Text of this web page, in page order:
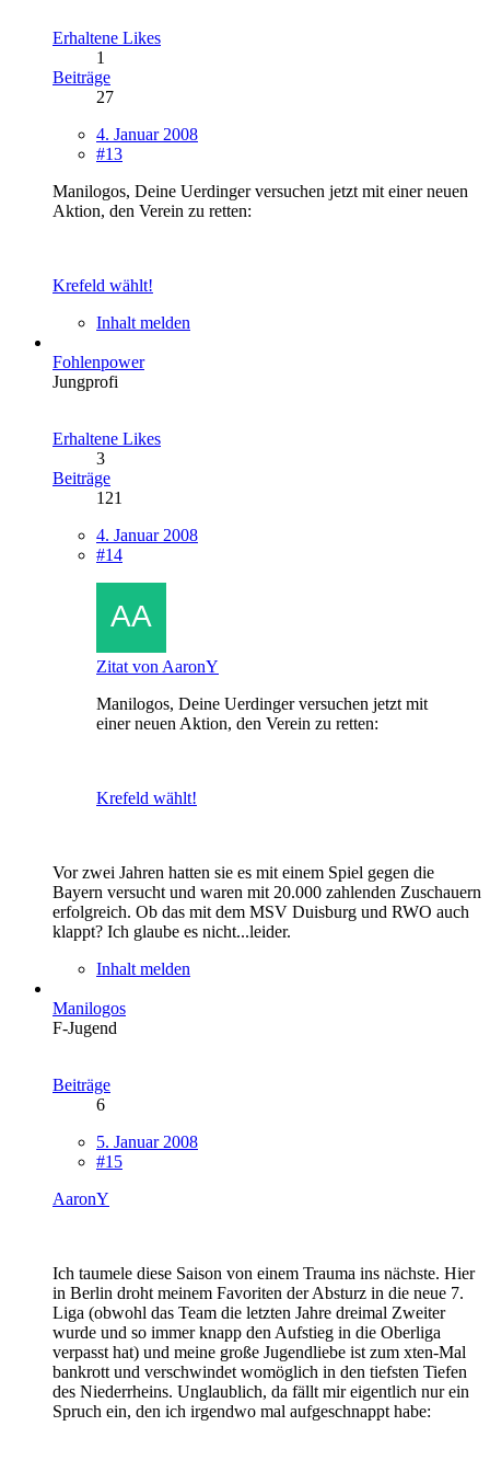
Erhaltene Likes
1
Beiträge
27
4. Januar 2008
#13
Manilogos, Deine Uerdinger versuchen jetzt mit einer neuen
Aktion, den Verein zu retten:
Krefeld wählt!
Inhalt melden
Fohlenpower
Jungprofi
Erhaltene Likes
3
Beiträge
121
4. Januar 2008
#14
Zitat von AaronY
Manilogos, Deine Uerdinger versuchen jetzt mit
einer neuen Aktion, den Verein zu retten:
Krefeld wählt!
Vor zwei Jahren hatten sie es mit einem Spiel gegen die
Bayern versucht und waren mit 20.000 zahlenden Zuschauern
erfolgreich. Ob das mit dem MSV Duisburg und RWO auch
klappt? Ich glaube es nicht...leider.
Inhalt melden
Manilogos
F-Jugend
Beiträge
6
5. Januar 2008
#15
AaronY
Ich taumele diese Saison von einem Trauma ins nächste. Hier
in Berlin droht meinem Favoriten der Absturz in die neue 7.
Liga (obwohl das Team die letzten Jahre dreimal Zweiter
wurde und so immer knapp den Aufstieg in die Oberliga
verpasst hat) und meine große Jugendliebe ist zum xten-Mal
bankrott und verschwindet womöglich in den tiefsten Tiefen
des Niederrheins. Unglaublich, da fällt mir eigentlich nur ein
Spruch ein, den ich irgendwo mal aufgeschnappt habe: